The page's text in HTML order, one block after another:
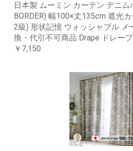
日本製 ムーミン カーテン デニム
BORDER) 幅100×丈135cm 遮光
2級) 形状記憶 ウォッシャブル メ
換・代引不可商品 Drape ドレー
￥7,150